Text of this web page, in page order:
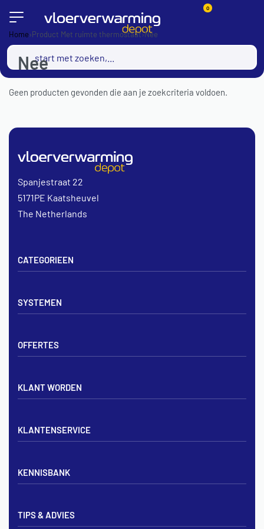
0
Home›Product Met ruimte thermostaat›Nee
Nee
Geen producten gevonden die aan je zoekcriteria voldoen.
CATEGORIEEN
Verdelers
Noppenplaten
Draadmatten
SYSTEMEN
Noppenplaat systeem
OFFERTES
Offerte voor vloerverwarming
Vloerverwarming Tilburg
KLANT WORDEN
Aanmelden zakelijk
Spanjestraat 22
5171PE Kaatsheuvel
The Netherlands
KLANTENSERVICE
Zakelijk aanmelden
Bezorgen & afhalen
Privacybeleid
KENNISBANK
Vloerverwarming en radiatoren
TIPS & ADVIES